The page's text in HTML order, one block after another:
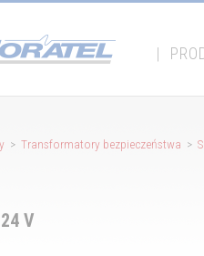
|
> Transformatory bezpieczeństwa >
V